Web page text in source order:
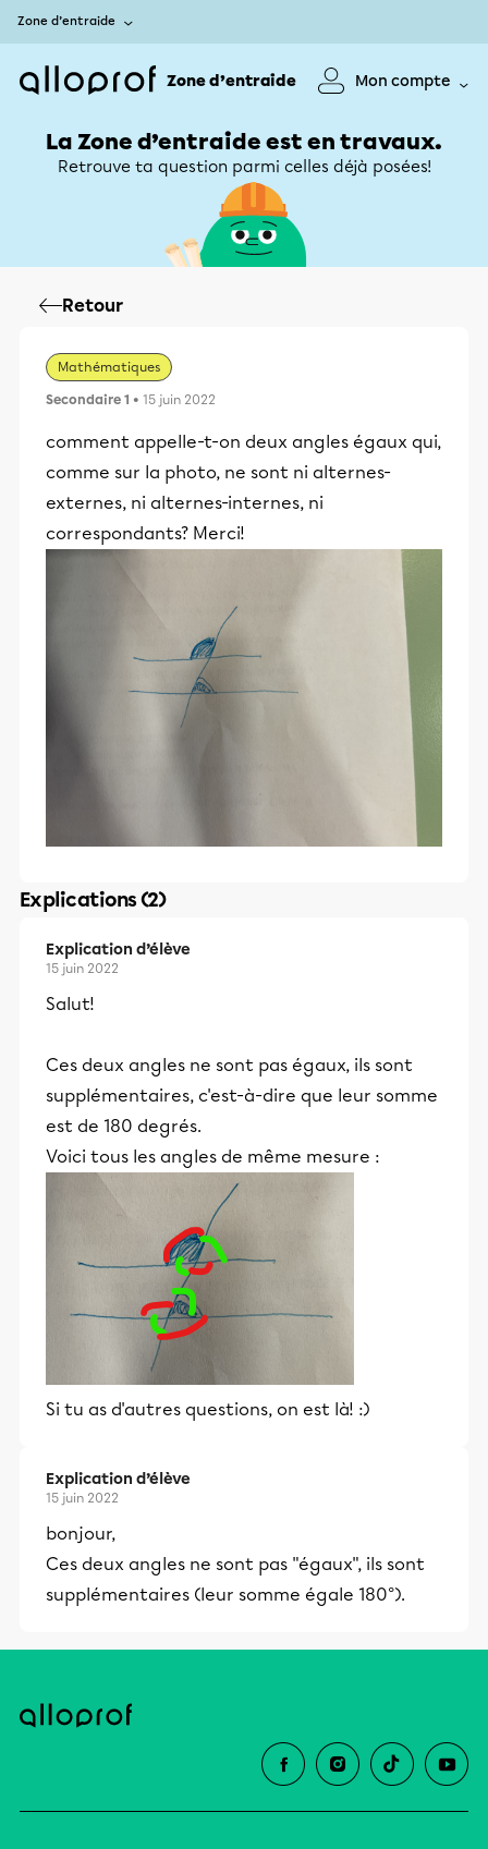
Zone d’entraide
Zone d’entraide Mon compte
La Zone d’entraide est en travaux.
Retrouve ta question parmi celles déjà posées!
Retour
Mathématiques
Secondaire 1 • 15 juin 2022
comment appelle-t-on deux angles égaux qui,
comme sur la photo, ne sont ni alternes-
externes, ni alternes-internes, ni
correspondants? Merci!
Explications (2)
Explication d’élève
15 juin 2022
Salut!
Ces deux angles ne sont pas égaux, ils sont
supplémentaires, c'est-à-dire que leur somme
est de 180 degrés.
Voici tous les angles de même mesure :
Si tu as d'autres questions, on est là! :)
Explication d’élève
15 juin 2022
bonjour,
Ces deux angles ne sont pas "égaux", ils sont
supplémentaires (leur somme égale 180°).